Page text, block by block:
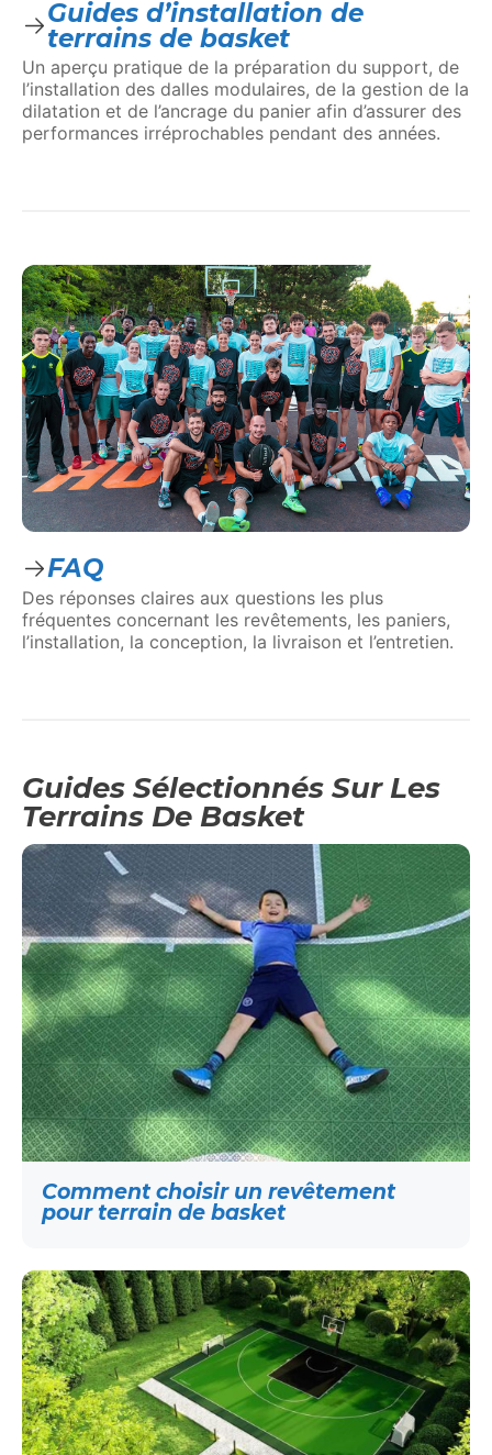
Guides d’installation de
terrains de basket
Un aperçu pratique de la préparation du support, de
l’installation des dalles modulaires, de la gestion de la
dilatation et de l’ancrage du panier afin d’assurer des
performances irréprochables pendant des années.
FAQ
Des réponses claires aux questions les plus
fréquentes concernant les revêtements, les paniers,
l’installation, la conception, la livraison et l’entretien.
Guides Sélectionnés Sur Les
Terrains De Basket
Comment choisir un revêtement
pour terrain de basket